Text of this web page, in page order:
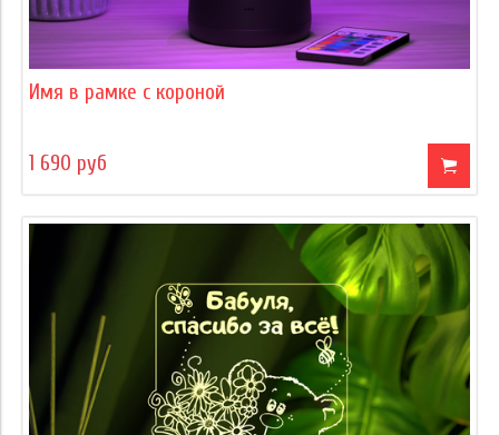
Имя в рамке с короной
1 690 руб